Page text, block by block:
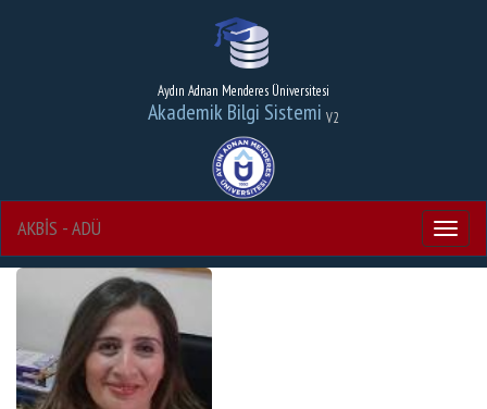
Aydın Adnan Menderes Üniversitesi
Akademik Bilgi Sistemi V2
Menu
AKBİS - ADÜ